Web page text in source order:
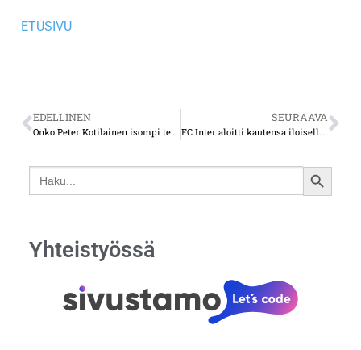
ETUSIVU
EDELLINEN
Onko Peter Kotilainen isompi terveydellinen riski kuin vierasjoukkueen bussikuski…
SEURAAVA
FC Inter aloitti kautensa iloisella ilmeellä
Search
for:
SEARCH
Yhteistyössä